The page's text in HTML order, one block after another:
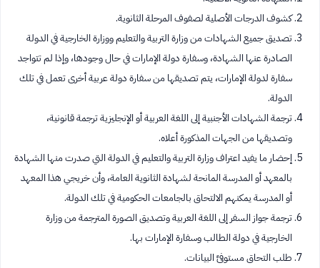
كشوف الدرجات الأصلية لصفوف المرحلة الثانوية.
تصديق جميع الشهادات من وزارة التربية والتعليم ووزارة الخارجية في الدولة
الصادرة عنها الشهادة، وسفارة دولة الإمارات في حال وجودها، وإذا لم تتواجد
سفارة لدولة الإمارات، يتم تصديقها من سفارة دولة عربية أخرى تعمل في تلك
الدولة.
ترجمة الشهادات الأجنبية إلى اللغة العربية أو الإنجليزية ترجمة قانونية،
وتصديقها من الجهات المذكورة أعلاه.
إحضار ما يفيد اعتراف وزارة التربية والتعليم في الدولة التي صدرت منها الشهادة
بالمعهد أو المدرسة المانحة لشهادة الثانوية العامة، وأن خريجي هذا المعهد
أو المدرسة يمكنهم الالتحاق بالجامعات الحكومية في تلك الدولة.
ترجمة جواز السفر إلى اللغة العربية وتصديق الصورة المترجمة من وزارة
الخارجية في دولة الطالب وسفارة الإمارات بها.
طلب التحاق مستوفىً البيانات.